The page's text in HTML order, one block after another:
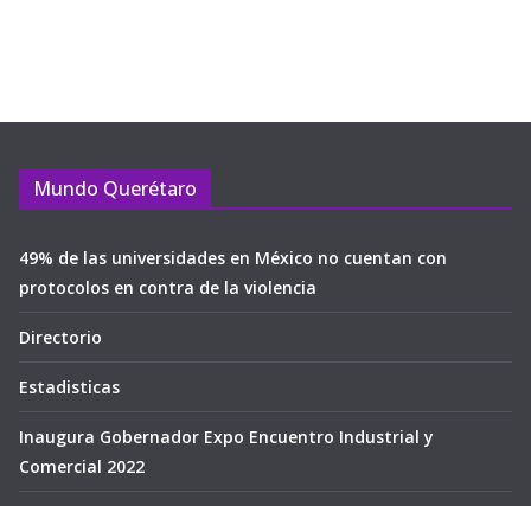
Mundo Querétaro
49% de las universidades en México no cuentan con
protocolos en contra de la violencia
Directorio
Estadisticas
Inaugura Gobernador Expo Encuentro Industrial y
Comercial 2022